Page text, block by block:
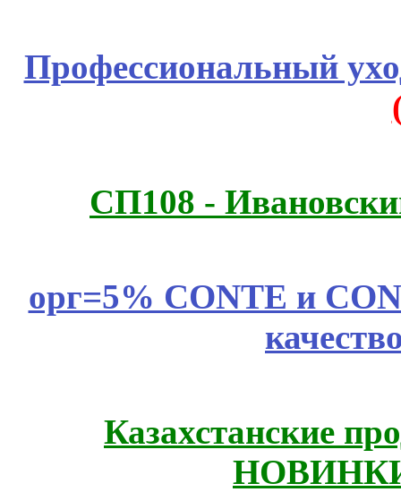
Профессиональный
СП108 -
орг=5% CONTE и
Казахстанские